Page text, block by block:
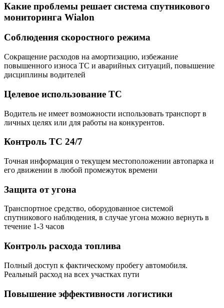
Какие проблемы решает cистема спутникового
мониторинга Wialon
Соблюдения скоростного режима
Сокращение расходов на амортизацию, избежание
повышенного износа ТС и аварийных ситуаций, повышение
дисциплины водителей
Целевое использование ТС
Водитель не имеет возможности использовать транспорт в
личных целях или для работы на конкурентов.
Контроль ТС 24/7
Точная информация о текущем местоположении автопарка и
его движении в любой промежуток времени
Защита от угона
Транспортное средство, оборудованное системой
спутникового наблюдения, в случае угона можно вернуть в
течение 1-3 часов
Контроль расхода топлива
Полный доступ к фактическому пробегу автомобиля.
Реальный расход на всех участках пути
Повышение эффективности логистики